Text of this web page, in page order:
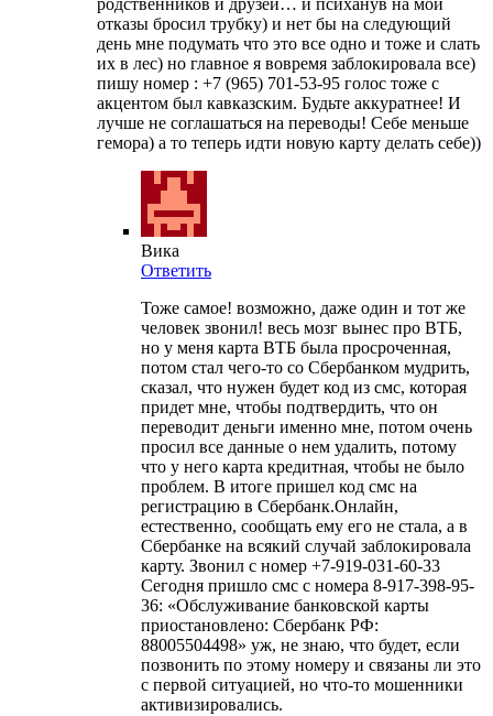
родственников и друзей… и психанув на мои
отказы бросил трубку) и нет бы на следующий
день мне подумать что это все одно и тоже и слать
их в лес) но главное я вовремя заблокировала все)
пишу номер : ‭+7 (965) 701-53-95‬ голос тоже с
акцентом был кавказским. Будьте аккуратнее! И
лучше не соглашаться на переводы! Себе меньше
гемора) а то теперь идти новую карту делать себе))
Вика
Ответить
Тоже самое! возможно, даже один и тот же
человек звонил! весь мозг вынес про ВТБ,
но у меня карта ВТБ была просроченная,
потом стал чего-то со Сбербанком мудрить,
сказал, что нужен будет код из смс, которая
придет мне, чтобы подтвердить, что он
переводит деньги именно мне, потом очень
просил все данные о нем удалить, потому
что у него карта кредитная, чтобы не было
проблем. В итоге пришел код смс на
регистрацию в Сбербанк.Онлайн,
естественно, сообщать ему его не стала, а в
Сбербанке на всякий случай заблокировала
карту. Звонил с номер +7-919-031-60-33
Сегодня пришло смс с номера 8-917-398-95-
36: «Обслуживание банковской карты
приостановлено: Сбербанк РФ:
88005504498» уж, не знаю, что будет, если
позвонить по этому номеру и связаны ли это
с первой ситуацией, но что-то мошенники
активизировались.